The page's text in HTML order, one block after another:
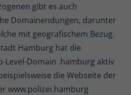
gibt es auch
Domainendungen, darunter
mit geografischem Bezug.
Hamburg hat die
Level-Domain .hamburg aktiv
die Webseite der
www.polizei.hamburg